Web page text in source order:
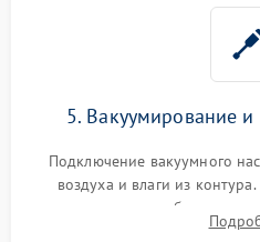
5. Вакуумирование
Подключение вакуумного
воздуха и влаги из
дозированным объемом
электронным весам. Контроль